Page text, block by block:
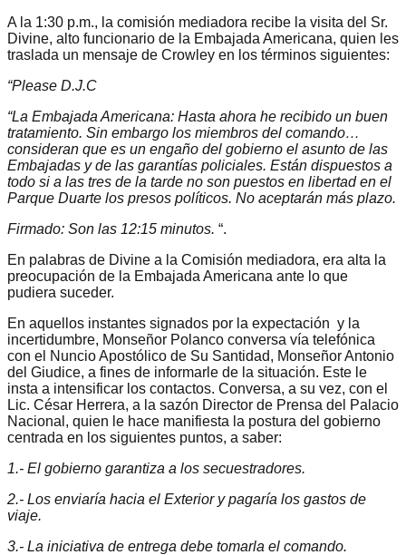
A la 1:30 p.m., la comisión mediadora recibe la visita del Sr.
Divine, alto funcionario de la Embajada Americana, quien les
traslada un mensaje de Crowley en los términos siguientes:
“Please D.J.C
“La Embajada Americana: Hasta ahora he recibido un buen
tratamiento. Sin embargo los miembros del comando…
consideran que es un engaño del gobierno el asunto de las
Embajadas y de las garantías policiales. Están dispuestos a
todo si a las tres de la tarde no son puestos en libertad en el
Parque Duarte los presos políticos. No aceptarán más plazo.
Firmado: Son las 12:15 minutos. “.
En palabras de Divine a la Comisión mediadora, era alta la
preocupación de la Embajada Americana ante lo que
pudiera suceder.
En aquellos instantes signados por la expectación y la
incertidumbre, Monseñor Polanco conversa vía telefónica
con el Nuncio Apostólico de Su Santidad, Monseñor Antonio
del Giudice, a fines de informarle de la situación. Este le
insta a intensificar los contactos. Conversa, a su vez, con el
Lic. César Herrera, a la sazón Director de Prensa del Palacio
Nacional, quien le hace manifiesta la postura del gobierno
centrada en los siguientes puntos, a saber:
1.- El gobierno garantiza a los secuestradores.
2.- Los enviaría hacia el Exterior y pagaría los gastos de
viaje.
3.- La iniciativa de entrega debe tomarla el comando.